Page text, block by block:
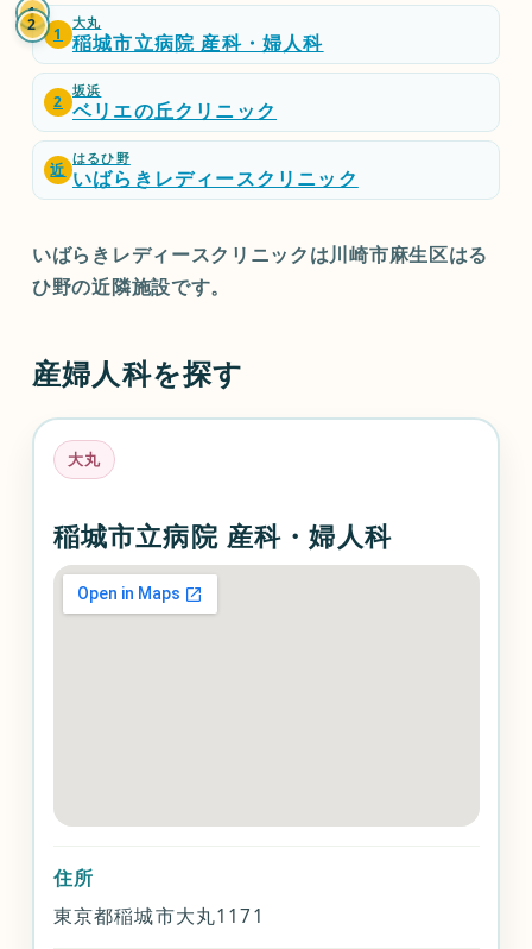
1大
丸
稲
城
市
立
病
院
産
科
・
婦
人
2坂
浜
ベ
リ
エ
の
丘
ク
リ
ニ
ッ
ク
1
大丸
稲城市立病院 産科・婦人科
2
坂浜
ベリエの丘クリニック
近
はるひ野
いばらきレディースクリニック
いばらきレディースクリニックは川崎市麻生区はる
ひ野の近隣施設です。
産婦人科を探す
大丸
稲城市立病院 産科・婦人科
住所
東京都稲城市大丸1171